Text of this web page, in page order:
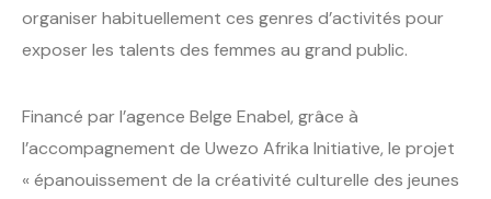
organiser habituellement ces genres d’activités pour
exposer les talents des femmes au grand public.
Financé par l’agence Belge Enabel, grâce à
l’accompagnement de Uwezo Afrika Initiative, le projet
« épanouissement de la créativité culturelle des jeunes